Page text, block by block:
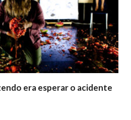
era esperar o acidente